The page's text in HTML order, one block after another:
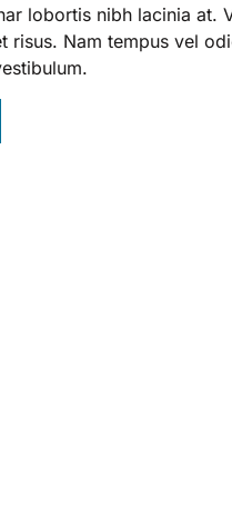
lobortis nibh lacinia at.
risus. Nam tempus vel